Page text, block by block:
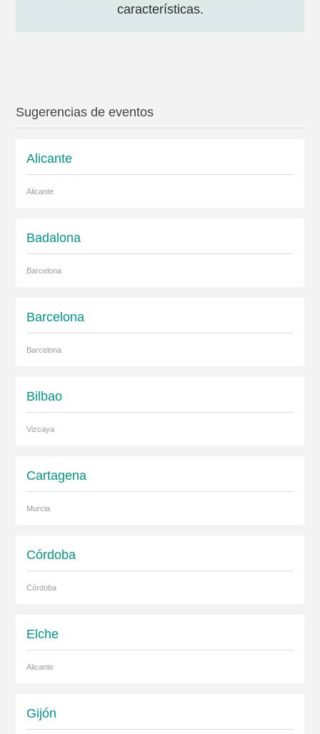
características.
Sugerencias de eventos
Alicante
Alicante
Badalona
Barcelona
Barcelona
Barcelona
Bilbao
Vizcaya
Cartagena
Murcia
Córdoba
Córdoba
Elche
Alicante
Gijón